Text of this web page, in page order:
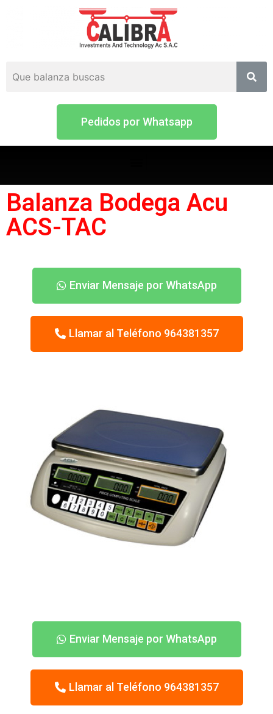
Pedidos por Whatsapp
Balanza Bodega Acu
ACS-TAC
Enviar Mensaje por WhatsApp
Llamar al Teléfono 964381357
Enviar Mensaje por WhatsApp
Llamar al Teléfono 964381357